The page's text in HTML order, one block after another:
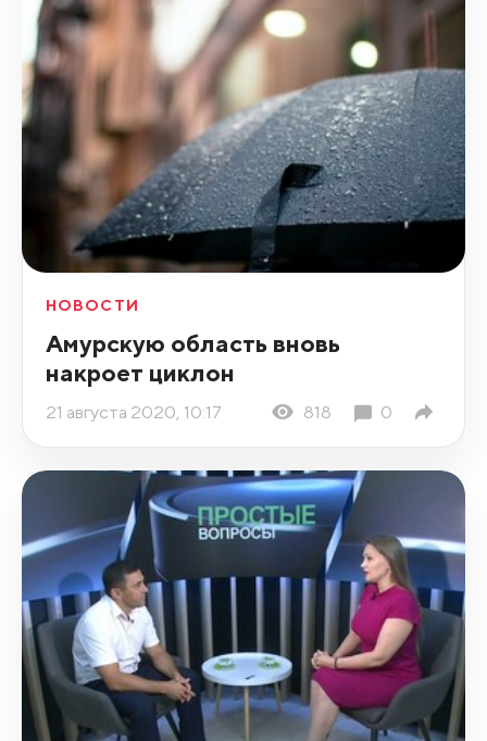
НОВОСТИ
Амурскую область вновь
накроет циклон
21 августа 2020, 10:17 818 0